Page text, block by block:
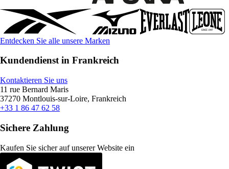
Entdecken Sie alle unsere Marken
Kundendienst in Frankreich
Kontaktieren Sie uns
11 rue Bernard Maris
37270 Montlouis-sur-Loire, Frankreich
+33 1 86 47 62 58
Sichere Zahlung
Kaufen Sie sicher auf unserer Website ein